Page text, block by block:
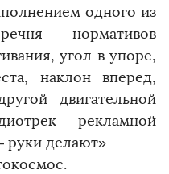
одного из
нормативов
угол в упоре,
наклон вперед,
двигательной
рекламной
руки делают»